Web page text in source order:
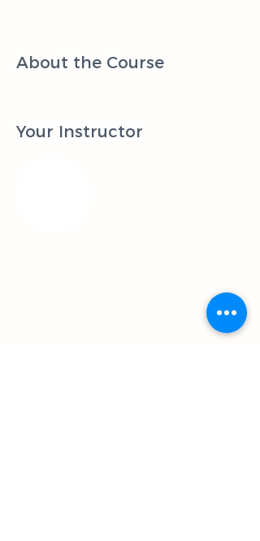
About the Course
Your Instructor